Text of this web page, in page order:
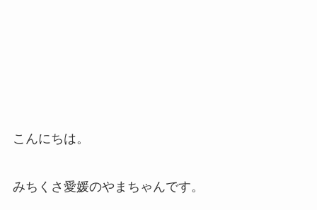
こんにちは。
みちくさ愛媛のやまちゃんです。